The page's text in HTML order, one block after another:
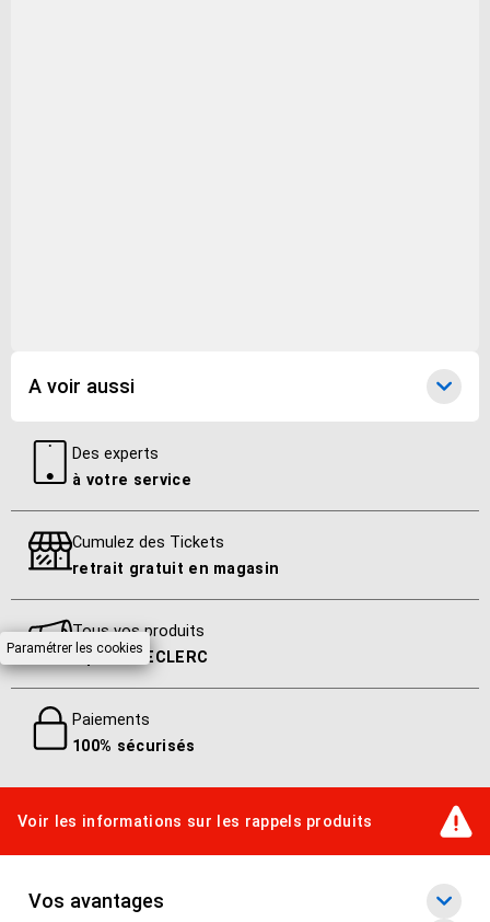
Type d'ordinateur de bureau
Unité centrale et tour
Windows 7 Pro 64 bits
Utilisation
3664870175083
A voir aussi
Des experts
à votre service
Cumulez des Tickets
retrait gratuit en magasin
Tous vos produits
à prix E.LECLERC
Paiements
100% sécurisés
Voir les informations sur les rappels produits
Vos avantages
Paramétrer les cookies